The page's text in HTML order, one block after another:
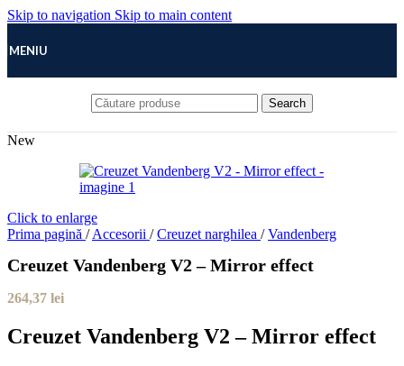
Skip to navigation Skip to main content
MENIU
Search
New
Click to enlarge
Prima pagină / Accesorii / Creuzet narghilea / Vandenberg
Creuzet Vandenberg V2 – Mirror effect
264,37 lei
Creuzet Vandenberg V2 – Mirror effect